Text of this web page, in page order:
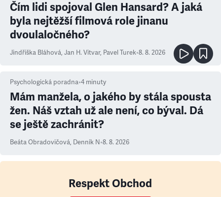
Čím lidi spojoval Glen Hansard? A jaká
byla nejtěžší filmová role jinanu
dvoulaločného?
Jindřiška Bláhová, Jan H. Vitvar, Pavel Turek•8. 8. 2026
Psychologická poradna•4 minuty
Mám manžela, o jakého by stála spousta
žen. Náš vztah už ale není, co býval. Dá
se ještě zachránit?
Beáta Obradovičová, Denník N•8. 8. 2026
Respekt Obchod